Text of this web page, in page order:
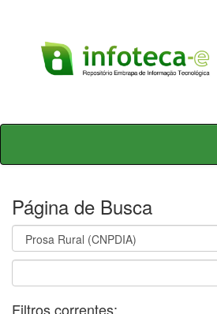
Skip
Página de Busca
Filtros correntes: